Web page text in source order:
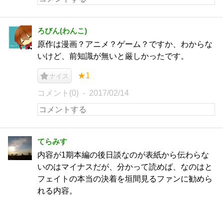
ろびん(わんこ)
原作は漫画？アニメ？ゲーム？ですか、わからな
いけど、前知識が無いと厳しかったです。
ナイス ★1
コメント(0) 2017/02/14
てらみす
内容が1期本編の後日談なのが表紙から伝わらな
いのはマイナスだが、分かって読めば、なのはと
フェイトの本当の決着を垣間見るファンに勧めら
れる内容。